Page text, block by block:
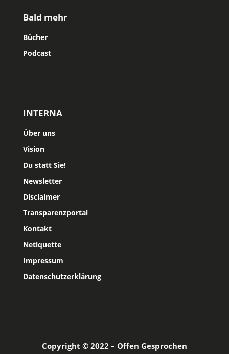
Bald mehr
Bücher
Podcast
INTERNA
Über uns
Vision
Du statt Sie!
Newsletter
Disclaimer
Transparenzportal
Kontakt
Netiquette
Impressum
Datenschutzerklärung
Copyright © 2022 – Offen Gesprochen